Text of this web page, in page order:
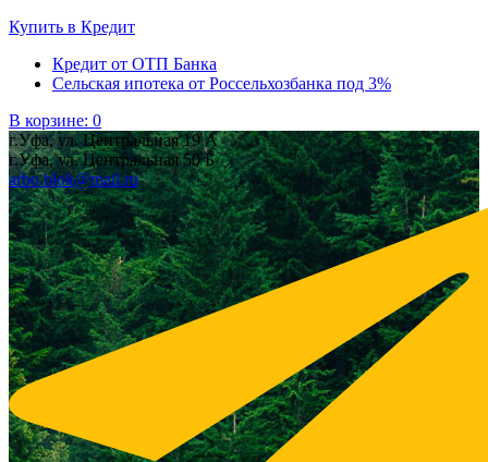
Купить в Кредит
Кредит от ОТП Банка
Сельская ипотека от Россельхозбанка под 3%
В корзине: 0
г.Уфа, ул. Центральная 19 А
г.Уфа, ул. Центральная 50 Б
arbo.blok@mail.ru